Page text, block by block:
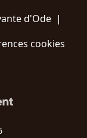
d'Ode |
cookies